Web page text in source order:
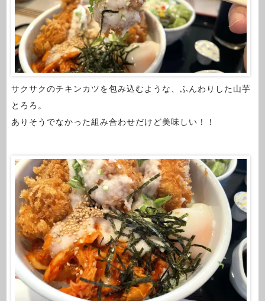
サクサクのチキンカツを包み込むような、ふんわりした山芋
とろろ。
ありそうでなかった組み合わせだけど美味しい！！